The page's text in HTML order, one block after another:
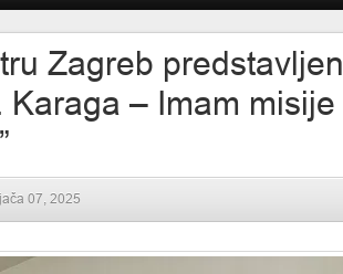
Zagreb
Karaga – Imam misije
07, 2025